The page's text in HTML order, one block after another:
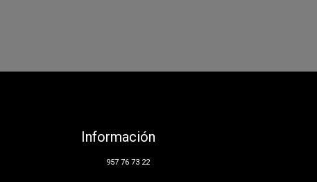
Información
957 76 73 22